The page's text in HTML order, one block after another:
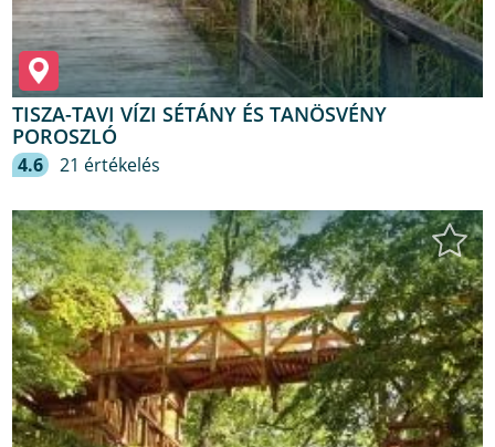
TISZA-TAVI VÍZI SÉTÁNY ÉS TANÖSVÉNY
POROSZLÓ
4.6 21 értékelés